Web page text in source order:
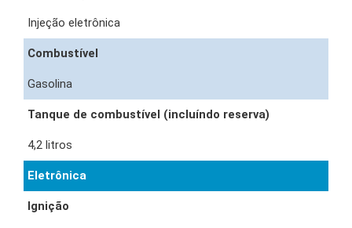
Injeção eletrônica
Combustível
Gasolina
Tanque de combustível (incluíndo reserva)
4,2 litros
Eletrônica
Ignição